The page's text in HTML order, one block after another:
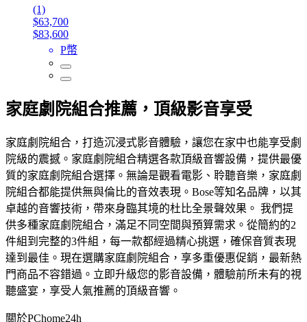
(1)
$63,700
$83,600
P幣
家庭劇院組合推薦，頂級影音享受
家庭劇院組合，打造沉浸式影音體驗，讓您在家中也能享受劇
院級的震撼。家庭劇院組合精選各款頂級音響設備，提供最優
質的家庭劇院組合選擇。無論是觀看電影、聆聽音樂，家庭劇
院組合都能提供無與倫比的音效表現。Bose等知名品牌，以其
卓越的音響技術，帶來身臨其境的杜比全景聲效果。 我們提
供多種家庭劇院組合，滿足不同空間與預算需求。從簡約的2
件組到完整的3件組，每一款都經過精心挑選，確保音質表現
達到最佳。現在選購家庭劇院組合，享多重優惠促銷，最新熱
門商品不容錯過。立即升級您的影音設備，體驗前所未有的視
聽盛宴，享受人氣推薦的頂級音響。
關於PChome24h